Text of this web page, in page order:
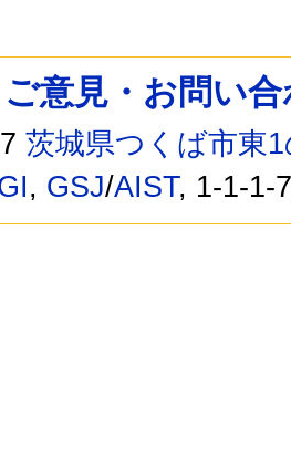
ご意見・お問い
茨城県つくば市東
, GSJ/AIST, 1-1-1-